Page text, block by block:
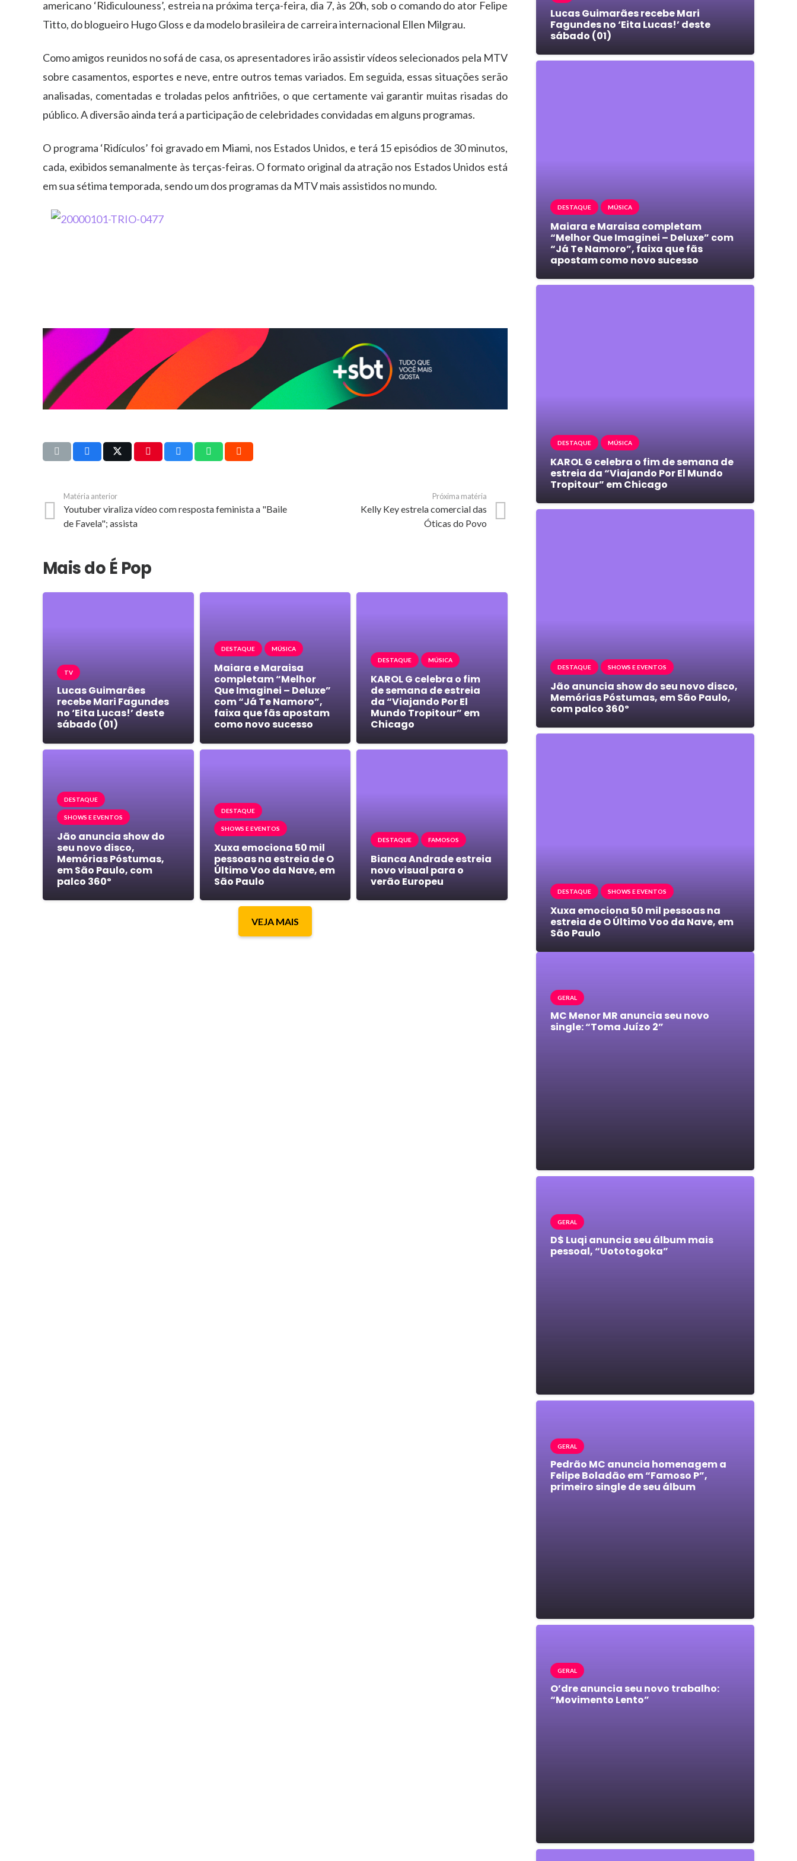
americano ‘Ridiculouness’, estreia na próxima terça-feira, dia 7, às 20h, sob o comando do ator Felipe
Titto, do blogueiro Hugo Gloss e da modelo brasileira de carreira internacional Ellen Milgrau.
Como amigos reunidos no sofá de casa, os apresentadores irão assistir vídeos selecionados pela MTV
sobre casamentos, esportes e neve, entre outros temas variados. Em seguida, essas situações serão
analisadas, comentadas e troladas pelos anfitriões, o que certamente vai garantir muitas risadas do
público. A diversão ainda terá a participação de celebridades convidadas em alguns programas.
O programa ‘Ridículos’ foi gravado em Miami, nos Estados Unidos, e terá 15 episódios de 30 minutos,
cada, exibidos semanalmente às terças-feiras. O formato original da atração nos Estados Unidos está
em sua sétima temporada, sendo um dos programas da MTV mais assistidos no mundo.
Matéria anterior
Youtuber viraliza vídeo com resposta feminista a "Baile
de Favela"; assista
Próxima matéria
Kelly Key estrela comercial das
Óticas do Povo
Mais do É Pop
TV
Lucas Guimarães
recebe Mari Fagundes
no ‘Eita Lucas!’ deste
sábado (01)
DESTAQUE MÚSICA
Maiara e Maraisa
completam “Melhor
Que Imaginei – Deluxe”
com “Já Te Namoro”,
faixa que fãs apostam
como novo sucesso
DESTAQUE MÚSICA
KAROL G celebra o fim
de semana de estreia
da “Viajando Por El
Mundo Tropitour” em
Chicago
DESTAQUE
SHOWS E EVENTOS
Jão anuncia show do
seu novo disco,
Memórias Póstumas,
em São Paulo, com
palco 360º
DESTAQUE
SHOWS E EVENTOS
Xuxa emociona 50 mil
pessoas na estreia de O
Último Voo da Nave, em
São Paulo
DESTAQUE FAMOSOS
Bianca Andrade estreia
novo visual para o
verão Europeu
VEJA MAIS
Lucas Guimarães recebe Mari
Fagundes no ‘Eita Lucas!’ deste
sábado (01)
DESTAQUE MÚSICA
Maiara e Maraisa completam
“Melhor Que Imaginei – Deluxe” com
“Já Te Namoro”, faixa que fãs
apostam como novo sucesso
DESTAQUE MÚSICA
KAROL G celebra o fim de semana de
estreia da “Viajando Por El Mundo
Tropitour” em Chicago
DESTAQUE SHOWS E EVENTOS
Jão anuncia show do seu novo disco,
Memórias Póstumas, em São Paulo,
com palco 360º
DESTAQUE SHOWS E EVENTOS
Xuxa emociona 50 mil pessoas na
estreia de O Último Voo da Nave, em
São Paulo
GERAL
MC Menor MR anuncia seu novo
single: “Toma Juízo 2”
GERAL
D$ Luqi anuncia seu álbum mais
pessoal, “Uototogoka”
GERAL
Pedrão MC anuncia homenagem a
Felipe Boladão em “Famoso P”,
primeiro single de seu álbum
GERAL
O’dre anuncia seu novo trabalho:
“Movimento Lento”